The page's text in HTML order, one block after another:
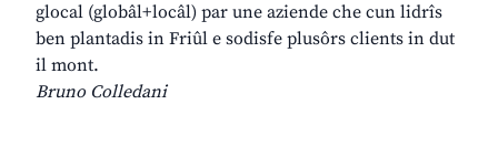
glocal (globâl+locâl) par une aziende che cun lidrîs
ben plantadis in Friûl e sodisfe plusôrs clients in dut
il mont.
Bruno Colledani